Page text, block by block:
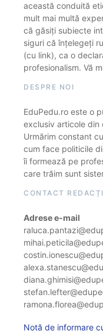
această conduită
mult mai multă
că găsiți subiecte
siguri că înțelegeți
(cu link), ca o
profesionalism. Vă
DESPRE NOI
EduPedu.ro este o
exclusiv articole din
Urmărim constant
cum face politicile
îi formează pe
care trăim sunt
CONTACT
Adrese e-mail
Notă de informare